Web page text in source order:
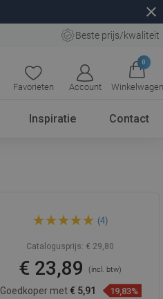
close
Beste prijs/kwaliteit
Favorieten Account
0
Winkelwagen
Inspiratie Contact
in-1 voor lineaire afvoer 60
(4)
Catalogusprijs: € 29,80
€ 23,89(incl. btw)
Goedkoper met € 5,91 19,83%